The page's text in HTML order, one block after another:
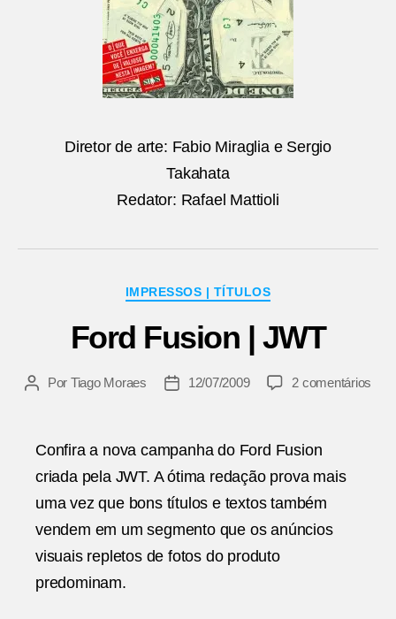
Diretor de arte: Fabio Miraglia e Sergio
Takahata
Redator: Rafael Mattioli
Categorias
IMPRESSOS | TÍTULOS
Ford Fusion | JWT
Autor
Por Tiago Moraes
Data12/07/2009 2 comentários
Confira a nova campanha do Ford Fusion
criada pela JWT. A ótima redação prova mais
uma vez que bons títulos e textos também
vendem em um segmento que os anúncios
visuais repletos de fotos do produto
predominam.